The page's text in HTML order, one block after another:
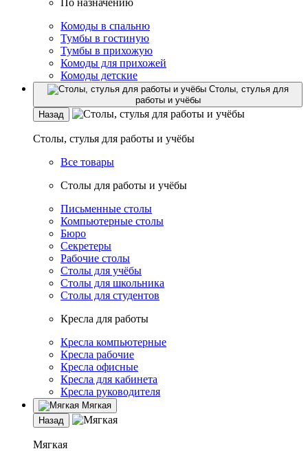
По назначению
Комоды в спальню
Тумбы в гостиную
Тумбы в прихожую
Комоды для прихожей
Комоды детские
Столы, стулья для
работы и учёбы
Назад
Столы, стулья для работы и учёбы
Все товары
Столы для работы и учёбы
Письменные столы
Компьютерные столы
Бюро
Секретеры
Рабочие столы
Столы для учёбы
Столы для школьника
Столы для студентов
Кресла для работы
Кресла компьютерные
Кресла рабочие
Кресла офисные
Кресла для кабинета
Кресла руководителя
Мягкая
Назад
Мягкая